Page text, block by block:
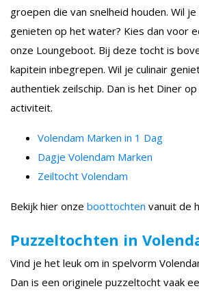
groepen die van snelheid houden. Wil
genieten op het water? Kies dan voor
onze Loungeboot. Bij deze tocht is
kapitein inbegrepen. Wil je culinair
authentiek zeilschip. Dan is het Diner
activiteit.
Volendam Marken in 1 Dag
Dagje Volendam Marken
Zeiltocht Volendam
Bekijk hier onze boottochten vanuit de
Puzzeltochten in
Vind je het leuk om in spelvorm
Dan is een originele puzzeltocht vaak